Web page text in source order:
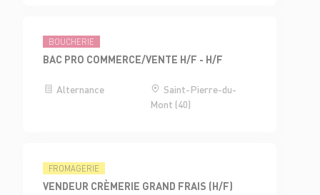
BOUCHERIE
BAC PRO COMMERCE/VENTE H/F - H/F
Alternance
Saint-Pierre-du-
Mont (40)
FROMAGERIE
VENDEUR CRÈMERIE GRAND FRAIS (H/F)